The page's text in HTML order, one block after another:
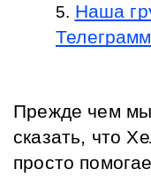
Наша
Телеграмм
Прежде чем
сказать, что
просто